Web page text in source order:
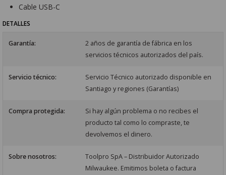
Cable USB-C
DETALLES
Garantía:
2 años de garantía de fábrica en los
servicios técnicos autorizados del país.
Servicio técnico:
Servicio Técnico autorizado disponible en
Santiago y regiones (Garantías)
Compra protegida:
Si hay algún problema o no recibes el
producto tal como lo compraste, te
devolvemos el dinero.
Sobre nosotros:
Toolpro SpA – Distribuidor Autorizado
Milwaukee. Emitimos boleta o factura